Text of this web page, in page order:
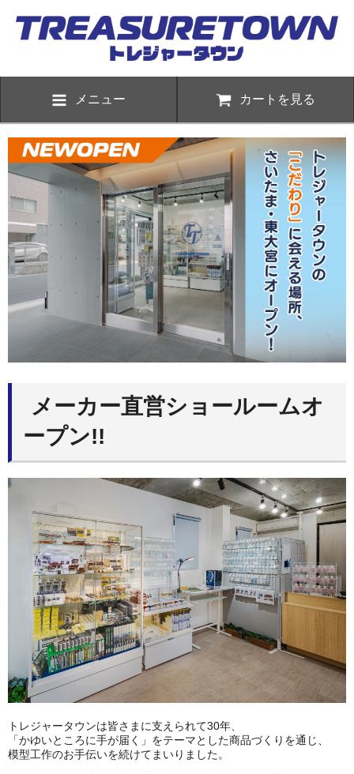
メニュー カートを見る
メーカー直営ショールームオ
ープン!!
トレジャータウンは皆さまに支えられて30年、
「かゆいところに手が届く」をテーマとした商品づくりを通じ、
模型工作のお手伝いを続けてまいりました。